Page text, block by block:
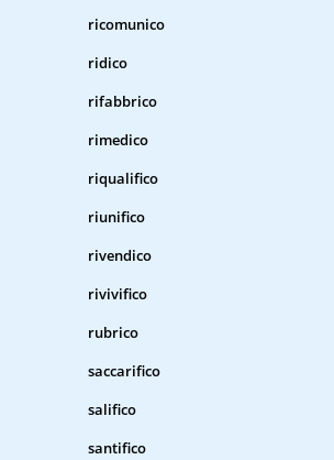
ricomunico
ridico
rifabbrico
rimedico
riqualifico
riunifico
rivendico
rivivifico
rubrico
saccarifico
salifico
santifico